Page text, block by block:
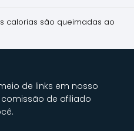
calorias são queimadas ao
de links em nosso
de afiliado